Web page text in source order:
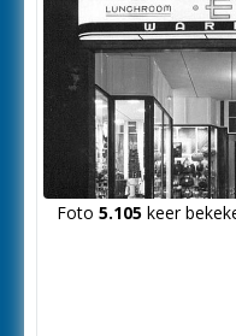
Foto 5.105keer